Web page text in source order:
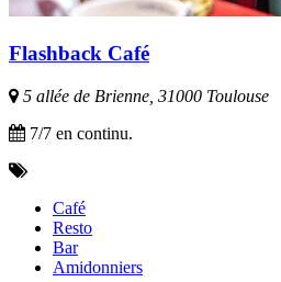
Flashback Café
5 allée de Brienne, 31000 Toulouse
7/7 en continu.
Café
Resto
Bar
Amidonniers